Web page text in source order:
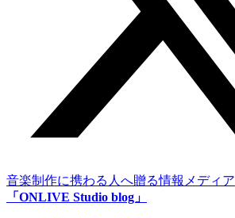
音楽制作に携わる人へ贈る情報メディア
「ONLIVE Studio blog」